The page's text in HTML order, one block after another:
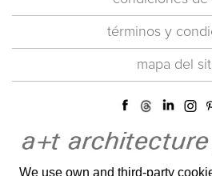
términos y
mapa del
We use own and third-party